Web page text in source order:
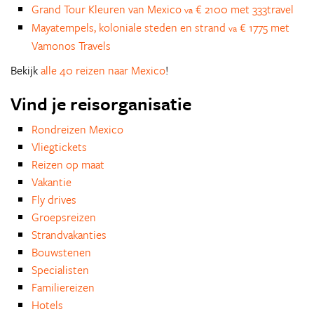
Grand Tour Kleuren van Mexico va € 2100 met 333travel
Mayatempels, koloniale steden en strand va € 1775 met
Vamonos Travels
Bekijkalle 40 reizen naar Mexico!
Vind je reisorganisatie
Rondreizen Mexico
Vliegtickets
Reizen op maat
Vakantie
Fly drives
Groepsreizen
Strandvakanties
Bouwstenen
Specialisten
Familiereizen
Hotels